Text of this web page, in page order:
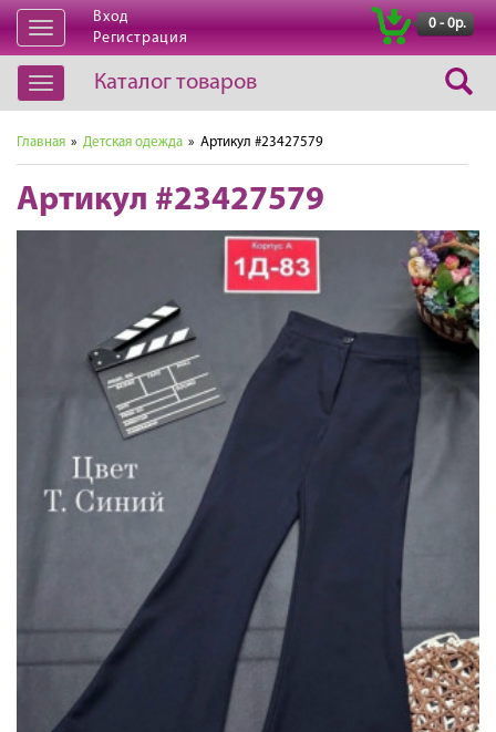
Открыть
навигацию
Вход
Регистрация
0 - 0р.
Открыть
навигацию
Каталог товаров
Главная » Детская одежда » Артикул #23427579
Артикул #23427579